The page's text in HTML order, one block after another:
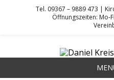
DANIEL KREIS
Tel. 09367 – 9889 473 |
Öffnungszeiten: Mo-